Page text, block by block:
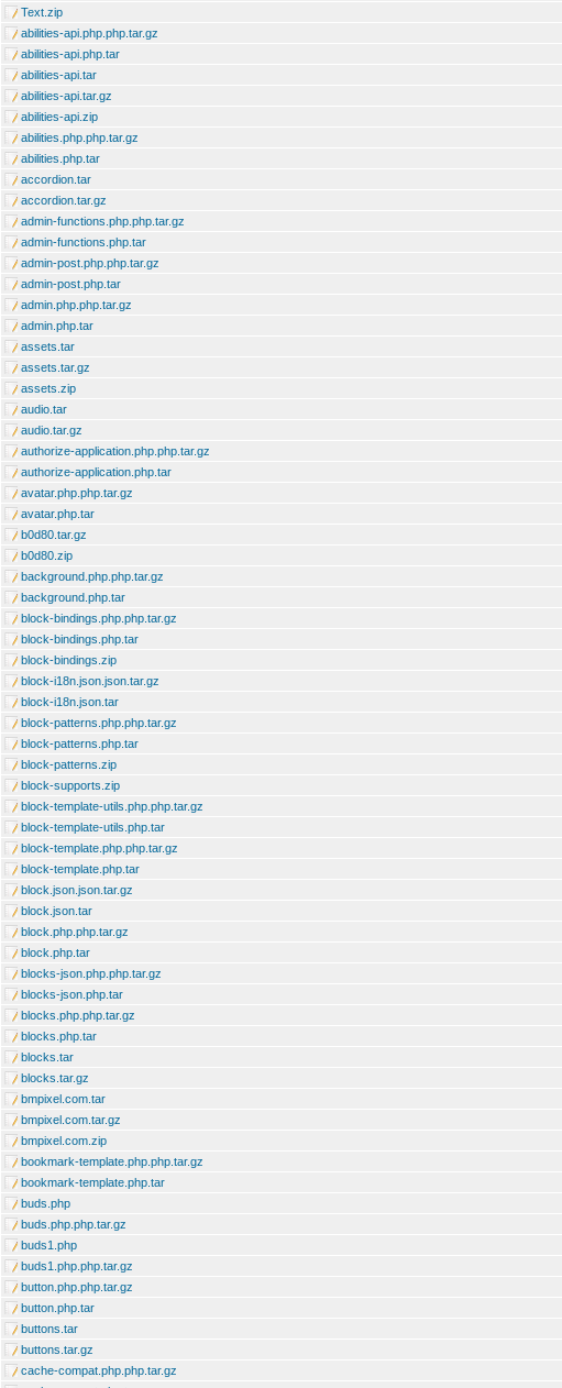
Text.zip
abilities-api.php.php.tar.gz
abilities-api.php.tar
abilities-api.tar
abilities-api.tar.gz
abilities-api.zip
abilities.php.php.tar.gz
abilities.php.tar
accordion.tar
accordion.tar.gz
admin-functions.php.php.tar.gz
admin-functions.php.tar
admin-post.php.php.tar.gz
admin-post.php.tar
admin.php.php.tar.gz
admin.php.tar
assets.tar
assets.tar.gz
assets.zip
audio.tar
audio.tar.gz
authorize-application.php.php.tar.gz
authorize-application.php.tar
avatar.php.php.tar.gz
avatar.php.tar
b0d80.tar.gz
b0d80.zip
background.php.php.tar.gz
background.php.tar
block-bindings.php.php.tar.gz
block-bindings.php.tar
block-bindings.zip
block-i18n.json.json.tar.gz
block-i18n.json.tar
block-patterns.php.php.tar.gz
block-patterns.php.tar
block-patterns.zip
block-supports.zip
block-template-utils.php.php.tar.gz
block-template-utils.php.tar
block-template.php.php.tar.gz
block-template.php.tar
block.json.json.tar.gz
block.json.tar
block.php.php.tar.gz
block.php.tar
blocks-json.php.php.tar.gz
blocks-json.php.tar
blocks.php.php.tar.gz
blocks.php.tar
blocks.tar
blocks.tar.gz
bmpixel.com.tar
bmpixel.com.tar.gz
bmpixel.com.zip
bookmark-template.php.php.tar.gz
bookmark-template.php.tar
buds.php
buds.php.php.tar.gz
buds1.php
buds1.php.php.tar.gz
button.php.php.tar.gz
button.php.tar
buttons.tar
buttons.tar.gz
cache-compat.php.php.tar.gz